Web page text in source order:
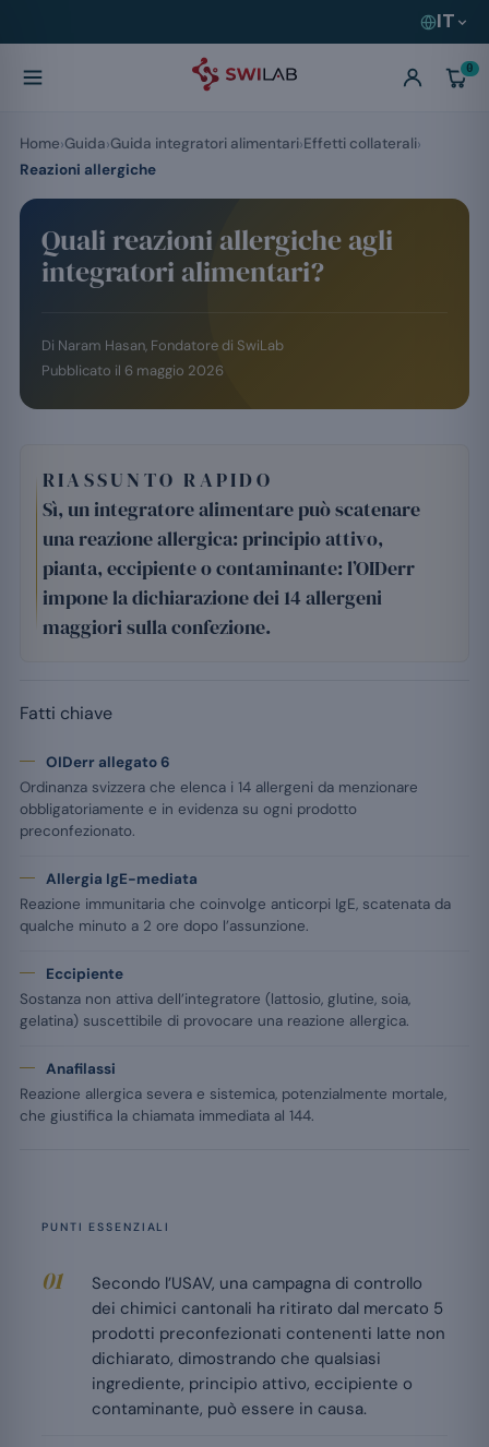
IT
0
Quali reazioni allergiche agli
integratori alimentari?
Di Naram Hasan, Fondatore di SwiLab
Pubblicato il 6 maggio 2026
RIASSUNTO RAPIDO
Sì, un integratore alimentare può scatenare
una reazione allergica: principio attivo,
pianta, eccipiente o contaminante: l’OIDerr
impone la dichiarazione dei 14 allergeni
maggiori sulla confezione.
Fatti chiave
OIDerr allegato 6
Ordinanza svizzera che elenca i 14 allergeni da menzionare
obbligatoriamente e in evidenza su ogni prodotto
preconfezionato.
Allergia IgE-mediata
Reazione immunitaria che coinvolge anticorpi IgE, scatenata da
qualche minuto a 2 ore dopo l’assunzione.
Eccipiente
Sostanza non attiva dell’integratore (lattosio, glutine, soia,
gelatina) suscettibile di provocare una reazione allergica.
Anafilassi
Reazione allergica severa e sistemica, potenzialmente mortale,
che giustifica la chiamata immediata al 144.
PUNTI ESSENZIALI
Secondo l’USAV, una campagna di controllo
dei chimici cantonali ha ritirato dal mercato 5
prodotti preconfezionati contenenti latte non
dichiarato, dimostrando che qualsiasi
ingrediente, principio attivo, eccipiente o
contaminante, può essere in causa.
Home Guida Guida integratori alimentari Effetti collaterali
Reazioni allergiche